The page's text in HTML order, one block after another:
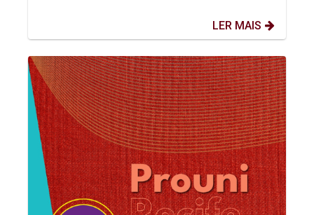
LER MAIS